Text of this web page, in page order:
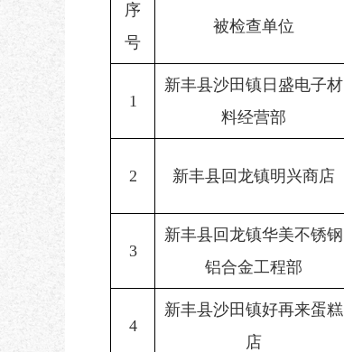
序
号
被检查单位
1
新丰县沙田镇日盛电子材
料经营部
2 新丰县回龙镇明兴商店
3
新丰县回龙镇华美不锈钢
铝合金工程部
4
新丰县沙田镇好再来蛋糕
店